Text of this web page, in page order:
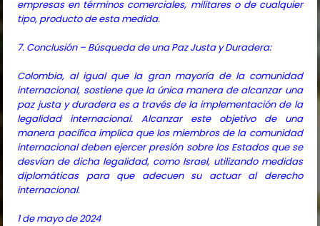
empresas en términos comerciales, militares o de cualquier
tipo, producto de esta medida.
7. Conclusión – Búsqueda de una Paz Justa y Duradera:
Colombia, al igual que la gran mayoría de la comunidad
internacional, sostiene que la única manera de alcanzar una
paz justa y duradera es a través de la implementación de la
legalidad internacional. Alcanzar este objetivo de una
manera pacífica implica que los miembros de la comunidad
internacional deben ejercer presión sobre los Estados que se
desvían de dicha legalidad, como Israel, utilizando medidas
diplomáticas para que adecuen su actuar al derecho
internacional.
1 de mayo de 2024